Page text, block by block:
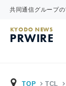
共同通信グループ
KYODO NEWS
PRWIRE
TOP TCL